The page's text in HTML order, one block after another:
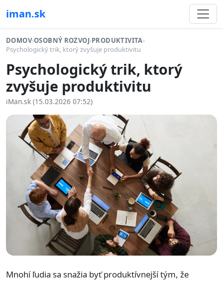
iman.sk
DOMOV›OSOBNÝ ROZVOJ›PRODUKTIVITA›
Psychologický trik, ktorý zvyšuje produktivitu
Psychologický trik, ktorý
zvyšuje produktivitu
iMan.sk (15.03.2026 07:52)
Mnohí ľudia sa snažia byť produktívnejší tým, že